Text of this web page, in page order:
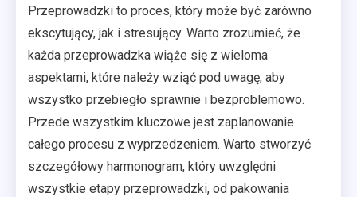
Przeprowadzki to proces, który może być zarówno
ekscytujący, jak i stresujący. Warto zrozumieć, że
każda przeprowadzka wiąże się z wieloma
aspektami, które należy wziąć pod uwagę, aby
wszystko przebiegło sprawnie i bezproblemowo.
Przede wszystkim kluczowe jest zaplanowanie
całego procesu z wyprzedzeniem. Warto stworzyć
szczegółowy harmonogram, który uwzględni
wszystkie etapy przeprowadzki, od pakowania